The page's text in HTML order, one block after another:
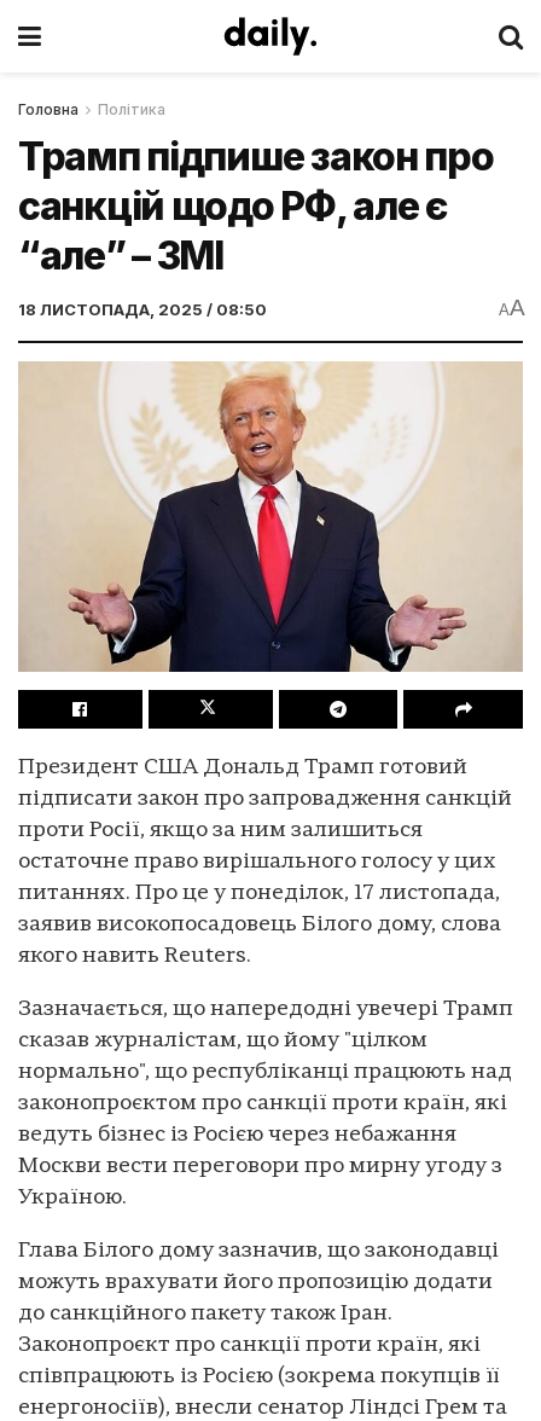
Головна Політика
Трамп підпише закон про
санкцій щодо РФ, але є
“але” – ЗМІ
18 ЛИСТОПАДА, 2025 / 08:50 AA
Президент США Дональд Трамп готовий
підписати закон про запровадження санкцій
проти Росії, якщо за ним залишиться
остаточне право вирішального голосу у цих
питаннях. Про це у понеділок, 17 листопада,
заявив високопосадовець Білого дому, слова
якого навить Reuters.
Зазначається, що напередодні увечері Трамп
сказав журналістам, що йому "цілком
нормально", що республіканці працюють над
законопроєктом про санкції проти країн, які
ведуть бізнес із Росією через небажання
Москви вести переговори про мирну угоду з
Україною.
Глава Білого дому зазначив, що законодавці
можуть врахувати його пропозицію додати
до санкційного пакету також Іран.
Законопроєкт про санкції проти країн, які
співпрацюють із Росією (зокрема покупців її
енергоносіїв), внесли сенатор Ліндсі Грем та